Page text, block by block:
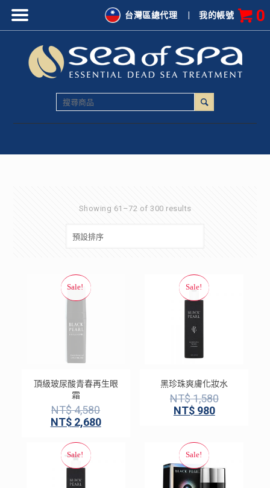
Showing 61–72 of 300 results
頂級玻尿酸青春再生眼
霜
NT$4,580
NT$2,680
黑珍珠爽膚化妝水
NT$1,580
NT$980
|我的帳號 0
台灣區總代理